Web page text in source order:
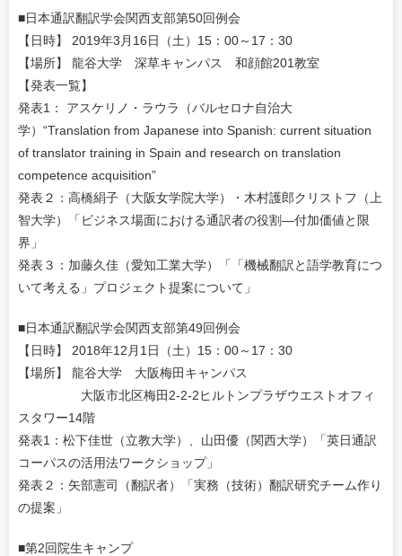
■日本通訳翻訳学会関西支部第50回例会
【日時】 2019年3月16日（土）15：00～17：30
【場所】 龍谷大学 深草キャンパス 和顔館201教室
【発表一覧】
発表1： アスケリノ・ラウラ（バルセロナ自治大
学）“Translation from Japanese into Spanish: current situation
of translator training in Spain and research on translation
competence acquisition”
発表２：高橋絹子（大阪女学院大学）・木村護郎クリストフ（上
智大学）「ビジネス場面における通訳者の役割―付加価値と限
界」
発表３：加藤久佳（愛知工業大学）「「機械翻訳と語学教育につ
いて考える」プロジェクト提案について」
■日本通訳翻訳学会関西支部第49回例会
【日時】 2018年12月1日（土）15：00～17：30
【場所】 龍谷大学 大阪梅田キャンパス
大阪市北区梅田2-2-2ヒルトンプラザウエストオフィ
スタワー14階
発表1：松下佳世（立教大学）、山田優（関西大学）「英日通訳
コーパスの活用法ワークショップ」
発表２：矢部憲司（翻訳者）「実務（技術）翻訳研究チーム作り
の提案」
■第2回院生キャンプ